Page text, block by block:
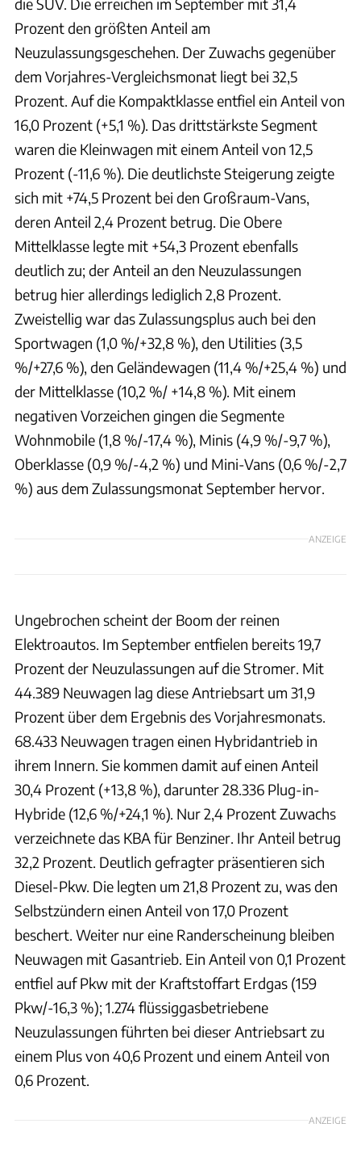
Prozent den größten Anteil am
Neuzulassungsgeschehen. Der Zuwachs gegenüber
dem Vorjahres-Vergleichsmonat liegt bei 32,5
Prozent. Auf die Kompaktklasse entfiel ein Anteil von
16,0 Prozent (+5,1 %). Das drittstärkste Segment
waren die Kleinwagen mit einem Anteil von 12,5
Prozent (-11,6 %). Die deutlichste Steigerung zeigte
sich mit +74,5 Prozent bei den Großraum-Vans,
deren Anteil 2,4 Prozent betrug. Die Obere
Mittelklasse legte mit +54,3 Prozent ebenfalls
deutlich zu; der Anteil an den Neuzulassungen
betrug hier allerdings lediglich 2,8 Prozent.
Zweistellig war das Zulassungsplus auch bei den
Sportwagen (1,0 %/+32,8 %), den Utilities (3,5
%/+27,6 %), den Geländewagen (11,4 %/+25,4 %) und
der Mittelklasse (10,2 %/ +14,8 %). Mit einem
negativen Vorzeichen gingen die Segmente
Wohnmobile (1,8 %/-17,4 %), Minis (4,9 %/-9,7 %),
Oberklasse (0,9 %/-4,2 %) und Mini-Vans (0,6 %/-2,7
%) aus dem Zulassungsmonat September hervor.
ANZEIGE
Ungebrochen scheint der Boom der reinen
Elektroautos. Im September entfielen bereits 19,7
Prozent der Neuzulassungen auf die Stromer. Mit
44.389 Neuwagen lag diese Antriebsart um 31,9
Prozent über dem Ergebnis des Vorjahresmonats.
68.433 Neuwagen tragen einen Hybridantrieb in
ihrem Innern. Sie kommen damit auf einen Anteil
30,4 Prozent (+13,8 %), darunter 28.336 Plug-in-
Hybride (12,6 %/+24,1 %). Nur 2,4 Prozent Zuwachs
verzeichnete das KBA für Benziner. Ihr Anteil betrug
32,2 Prozent. Deutlich gefragter präsentieren sich
Diesel-Pkw. Die legten um 21,8 Prozent zu, was den
Selbstzündern einen Anteil von 17,0 Prozent
beschert. Weiter nur eine Randerscheinung bleiben
Neuwagen mit Gasantrieb. Ein Anteil von 0,1 Prozent
entfiel auf Pkw mit der Kraftstoffart Erdgas (159
Pkw/-16,3 %); 1.274 flüssiggasbetriebene
Neuzulassungen führten bei dieser Antriebsart zu
einem Plus von 40,6 Prozent und einem Anteil von
0,6 Prozent.
ANZEIGE